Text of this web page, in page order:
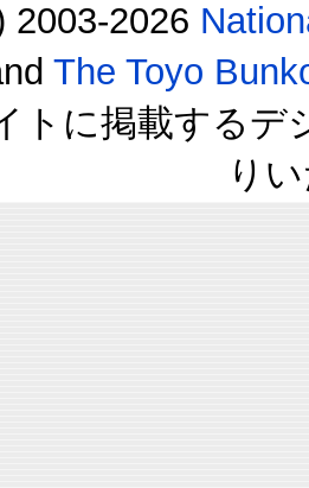
2003-2026
The Toyo
トに掲載するデ
り